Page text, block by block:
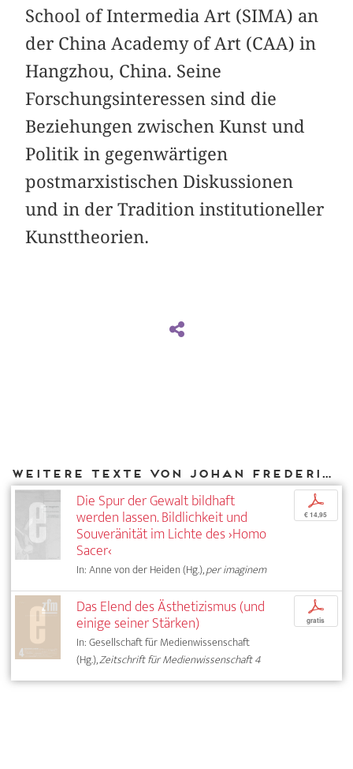
School of Intermedia Art (SIMA) an
der China Academy of Art (CAA) in
Hangzhou, China. Seine
Forschungsinteressen sind die
Beziehungen zwischen Kunst und
Politik in gegenwärtigen
postmarxistischen Diskussionen
und in der Tradition institutioneller
Kunsttheorien.
Weitere Texte von Johan Frederik Hartle bei DIAPHANES
Die Spur der Gewalt bildhaft
werden lassen. Bildlichkeit und
Souveränität im Lichte des ›Homo
Sacer‹
In: Anne von der Heiden (Hg.),per imaginem
p
€ 14,95
Das Elend des Ästhetizismus (und
einige seiner Stärken)
In: Gesellschaft für Medienwissenschaft
(Hg.),Zeitschrift für Medienwissenschaft 4
p
gratis